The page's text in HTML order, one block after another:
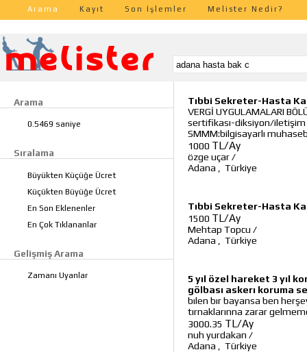
Arama Kayıt Son İşlemler Melister Nedir?
Arama
0.5469 saniye
Sıralama
Büyükten Küçüğe Ücret
Küçükten Büyüğe Ücret
En Son Eklenenler
En Çok Tıklananlar
Gelişmiş Arama
Zamanı Uyanlar
Tıbbi Sekreter-Hasta
VERGİ UYGULAMALARI
sertifikası-diksiyon/iletişim
SMMM:bilgisayarlı
1000 TL/Ay
özge uçar/
Adana
Türkiye
Tıbbi Sekreter-Hasta
1500 TL/Ay
Mehtap Topcu /
Adana
Türkiye
5 yıl özel hareket 3 yıl
gölbası askerı koruma
bılen bır bayansa ben
tırnaklarınna zarar
3000.35 TL/Ay
nuh yurdakan /
Adana
Türkiye